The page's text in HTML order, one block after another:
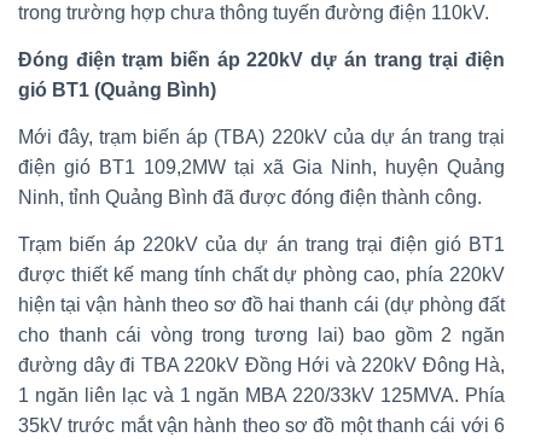
trong trường hợp chưa thông tuyến đường điện 110kV.
Đóng điện trạm biến áp 220kV dự án trang trại điện
gió BT1 (Quảng Bình)
Mới đây, trạm biến áp (TBA) 220kV của dự án trang trại
điện gió BT1 109,2MW tại xã Gia Ninh, huyện Quảng
Ninh, tỉnh Quảng Bình đã được đóng điện thành công.
Trạm biến áp 220kV của dự án trang trại điện gió BT1
được thiết kế mang tính chất dự phòng cao, phía 220kV
hiện tại vận hành theo sơ đồ hai thanh cái (dự phòng đất
cho thanh cái vòng trong tương lai) bao gồm 2 ngăn
đường dây đi TBA 220kV Đồng Hới và 220kV Đông Hà,
1 ngăn liên lạc và 1 ngăn MBA 220/33kV 125MVA. Phía
35kV trước mắt vận hành theo sơ đồ một thanh cái với 6